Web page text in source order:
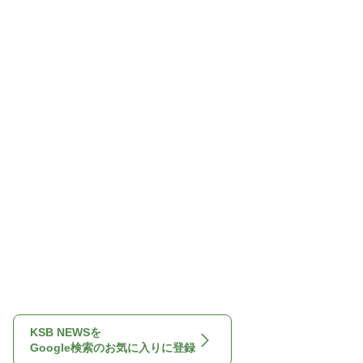
KSB NEWSを
Google検索のお気に入りに登録